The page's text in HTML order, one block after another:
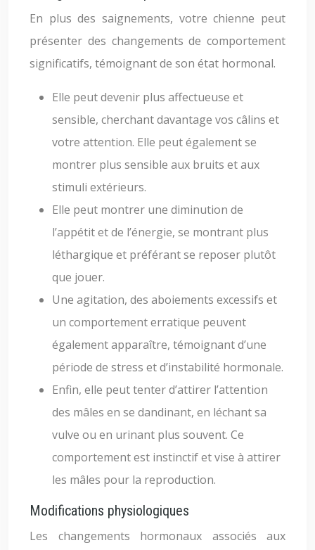
En plus des saignements, votre chienne peut
présenter des changements de comportement
significatifs, témoignant de son état hormonal.
Elle peut devenir plus affectueuse et
sensible, cherchant davantage vos câlins et
votre attention. Elle peut également se
montrer plus sensible aux bruits et aux
stimuli extérieurs.
Elle peut montrer une diminution de
l’appétit et de l’énergie, se montrant plus
léthargique et préférant se reposer plutôt
que jouer.
Une agitation, des aboiements excessifs et
un comportement erratique peuvent
également apparaître, témoignant d’une
période de stress et d’instabilité hormonale.
Enfin, elle peut tenter d’attirer l’attention
des mâles en se dandinant, en léchant sa
vulve ou en urinant plus souvent. Ce
comportement est instinctif et vise à attirer
les mâles pour la reproduction.
Modifications physiologiques
Les changements hormonaux associés aux